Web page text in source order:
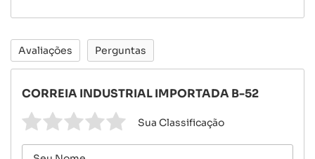
Avaliações Perguntas
CORREIA INDUSTRIAL IMPORTADA B-52
Sua Classificação